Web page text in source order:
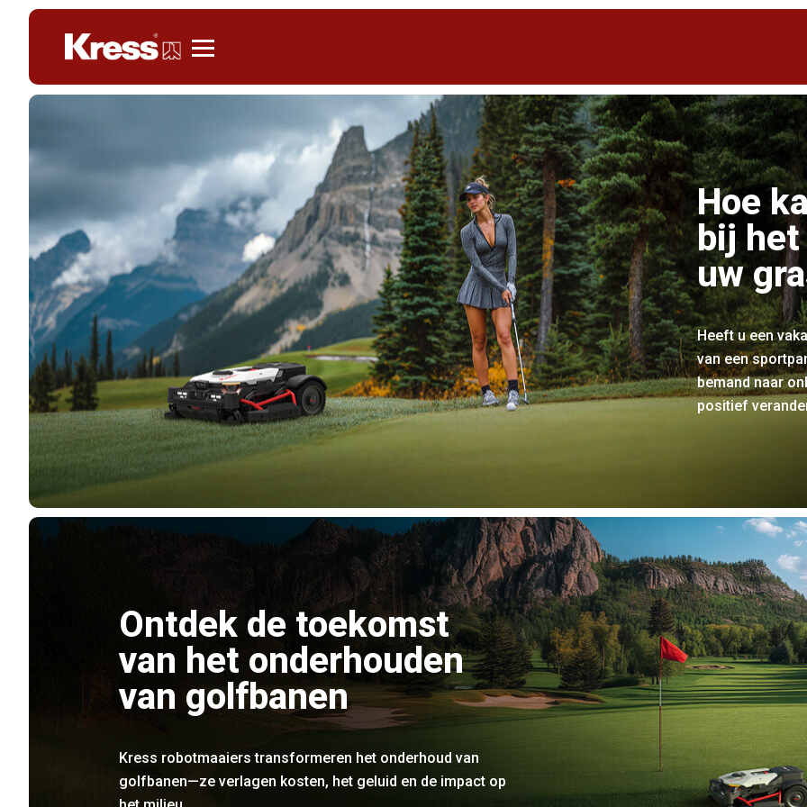
Hoe
bij het
uw
Heeft u een
van een
bemand naar
positief
Ontdek de toekomst
van het onderhouden
van golfbanen
Kress robotmaaiers transformeren het onderhoud van
golfbanen—ze verlagen kosten, het geluid en de impact op